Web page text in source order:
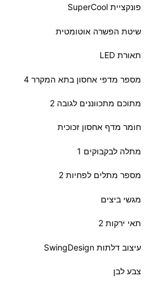
פונקציית SuperCool
שיטת הפשרה אוטומטית
תאורת LED
מספר מדפי אחסון בתא המקרר 4
מתוכם מתכווננים לגובה 2
חומר מדף אחסון זכוכית
מתלה לבקבוקים 1
מספר מתלים לפחיות 2
מגשי ביצים
תאי ירקות 2
עיצוב דלתות SwingDesign
צבע לבן